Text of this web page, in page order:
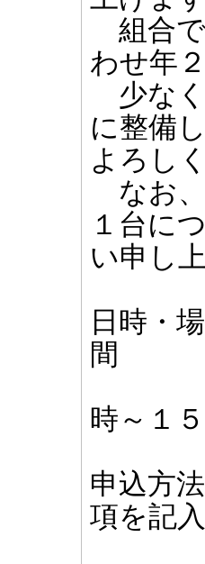
組合で
わせ年
少なく
に整備
よろし
なお、
１台に
い申し
日時・
間
仙台
時～１
申込方
項を記
(電池